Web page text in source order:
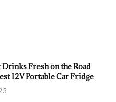
Drinks Fresh on the Road
12V Portable Car Fridge